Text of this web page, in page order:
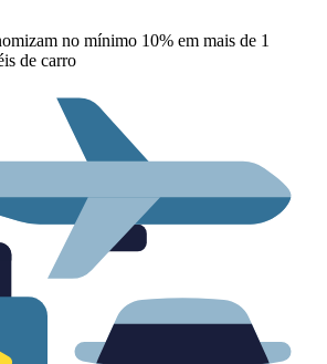
no mínimo 10% em mais de 1
de carro